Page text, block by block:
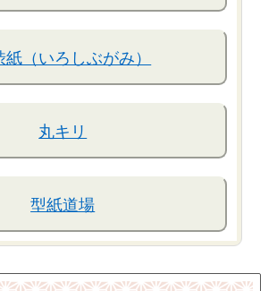
紙（いろしぶがみ）
丸キリ
型紙道場